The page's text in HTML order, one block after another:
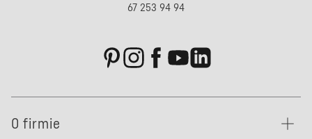
67 253 94 94
O firmie